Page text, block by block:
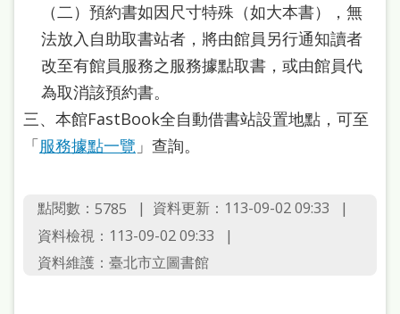
加
入
市
圖
（二）預約書如因尺寸特殊（如大本書），無
法放入自助取書站者，將由館員另行通知讀者
改至有館員服務之服務據點取書，或由館員代
為取消該預約書。
三、本館FastBook全自動借書站設置地點，可至
「服務據點一覽 」查詢。
點閱數： 5785
資料更新：113-09-02 09:33
資料檢視：113-09-02 09:33
資料維護：臺北市立圖書館